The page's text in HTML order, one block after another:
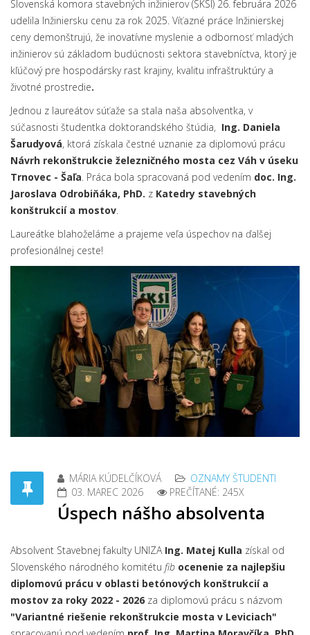
Slovenská komora stavebných inžinierov (SKSI) 26. februára 2026
udelila Inžiniersku cenu za rok 2025. Víťazné práce Inžinierskej
ceny demonštrujú, že inovatívne myslenie a odbornosť mladých
inžinierov sú základom budúcnosti sektora stavebníctva, ktorý je
kľúčový pre hospodársky rast krajiny, kvalitu infraštruktúry a
životné prostredie.
Jednou z laureátov súťaže sa stala naša absolventka, v
súčasnosti študentka doktorandského štúdia, Ing. Daniela
Šarudyová, ktorá získala čestné uznanie za diplomovú prácu
Návrh rekonštrukcie železničného mosta cez Váh v úseku
Trnovec - Šaľa. Práca bola spracovaná pod vedením doc. Ing.
Jaroslava Odrobiňáka, PhD. z Katedry stavebných
konštrukcií a mostov.
Laureátke blahoželáme a prajeme veľa úspechov na ďalšej
profesionálnej ceste!
MÁRIA KÚDELČÍKOVÁ
OZNAMY ŠTUDENTI
03. MAREC 2026
PREČÍTANÉ: 245X
Úspech nášho absolventa
Absolvent Stavebnej fakulty UNIZA Ing. Matej Kulla získal od
Slovenského národného komitétu fib ocenenie za najlepšiu
diplomovú prácu v oblasti betónových konštrukcií a
mostov za roky 2022 - 2026 za diplomovú prácu s názvom
"Variantné riešenie rekonštrukcie mosta v Leviciach"